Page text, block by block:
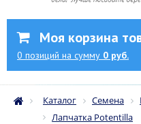
Моя корзина
0 позиций на сумму 0 руб.
Каталог Семена
Лапчатка Potentilla